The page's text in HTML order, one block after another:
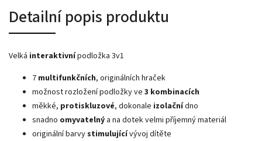
Detailní popis produktu
Velká interaktivnípodložka 3v1
7 multifunkčních, originálních hraček
možnost rozložení podložky ve 3 kombinacích
měkké, protiskluzové, dokonale izolačnídno
snadno omyvatelný a na dotek velmi příjemný materiál
originální barvystimulujícívývoj dítěte